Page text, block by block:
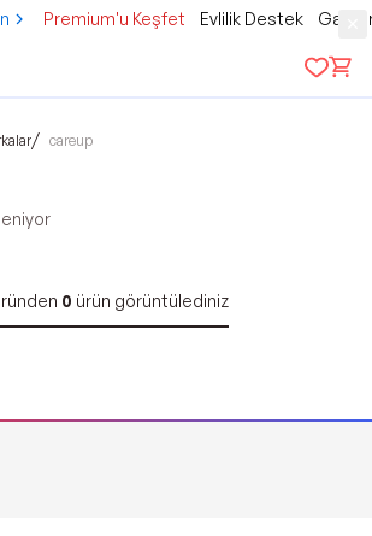
Premium'u Keşfet Evlilik Destek
/ careup
0 ürün görüntülediniz